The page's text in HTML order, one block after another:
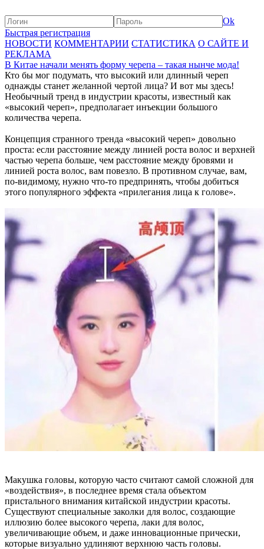
Ok
Быстрая регистрация
НОВОСТИ КОММЕНТАРИИ СТАТИСТИКА О САЙТЕ И
РЕКЛАМА
В Китае начали менять форму черепа – такая нынче мода!
Кто бы мог подумать, что высокий или длинный череп
однажды станет желанной чертой лица? И вот мы здесь!
Необычный тренд в индустрии красоты, известный как
«высокий череп», предполагает инъекции большого
количества черепа.
Концепция странного тренда «высокий череп» довольно
проста: если расстояние между линией роста волос и верхней
частью черепа больше, чем расстояние между бровями и
линией роста волос, вам повезло. В противном случае, вам,
по-видимому, нужно что-то предпринять, чтобы добиться
этого популярного эффекта «прилегания лица к голове».
Макушка головы, которую часто считают самой сложной для
«воздействия», в последнее время стала объектом
пристального внимания китайской индустрии красоты.
Существуют специальные заколки для волос, создающие
иллюзию более высокого черепа, лаки для волос,
увеличивающие объем, и даже инновационные прически,
которые визуально удлиняют верхнюю часть головы.